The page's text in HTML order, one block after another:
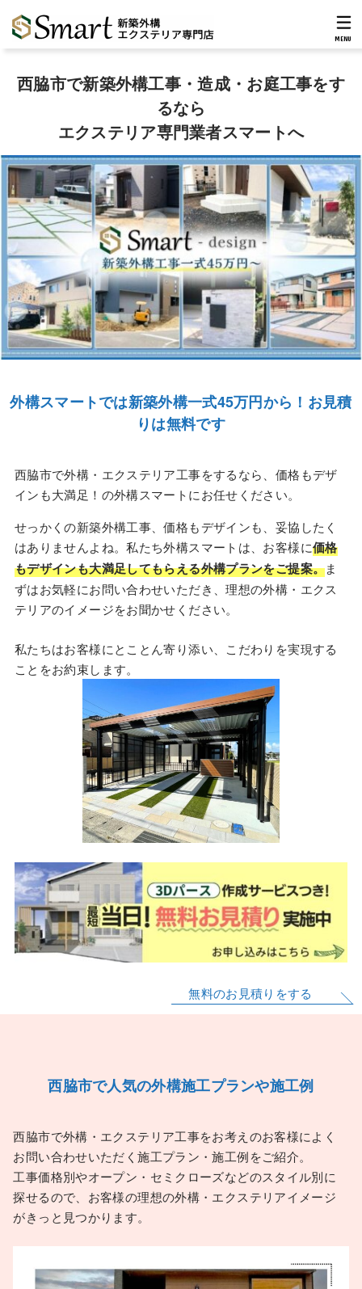
MENU
西脇市で新築外構工事・造成・お庭工事をす
るなら
エクステリア専門業者スマートへ
外構スマートでは新築外構一式45万円から！お見積
りは無料です
西脇市で外構・エクステリア工事をするなら、価格もデザ
インも大満足！の外構スマートにお任せください。
せっかくの新築外構工事、価格もデザインも、妥協したく
はありませんよね。私たち外構スマートは、お客様に価格
もデザインも大満足してもらえる外構プランをご提案。ま
ずはお気軽にお問い合わせいただき、理想の外構・エクス
テリアのイメージをお聞かせください。
私たちはお客様にとことん寄り添い、こだわりを実現する
ことをお約束します。
無料のお見積りをする
西脇市で人気の外構施工プランや施工例
西脇市で外構・エクステリア工事をお考えのお客様によく
お問い合わせいただく施工プラン・施工例をご紹介。
工事価格別やオープン・セミクローズなどのスタイル別に
探せるので、お客様の理想の外構・エクステリアイメージ
がきっと見つかります。